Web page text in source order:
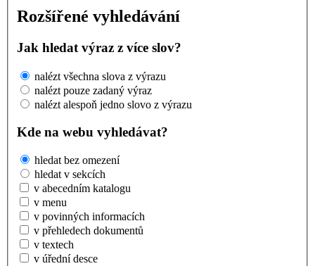
Rozšířené vyhledávání
Jak hledat výraz z více slov?
nalézt všechna slova z výrazu
nalézt pouze zadaný výraz
nalézt alespoň jedno slovo z výrazu
Kde na webu vyhledávat?
hledat bez omezení
hledat v sekcích
v abecedním katalogu
v menu
v povinných informacích
v přehledech dokumentů
v textech
v úřední desce